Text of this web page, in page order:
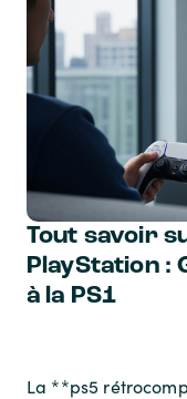
Tout savoir
PlayStation :
à la PS1
La **ps5